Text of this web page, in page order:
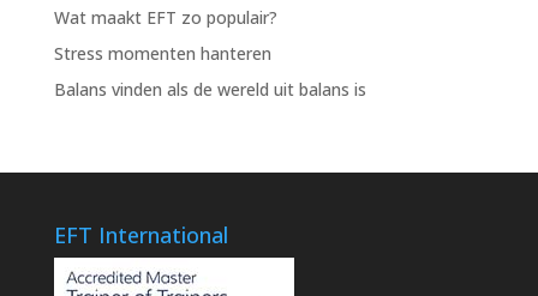
Wat maakt EFT zo populair?
Stress momenten hanteren
Balans vinden als de wereld uit balans is
EFT International